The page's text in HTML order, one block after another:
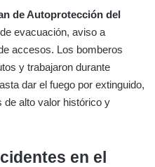
de Autoprotección del
evacuación, aviso a
accesos. Los bomberos
y trabajaron durante
dar el fuego por extinguido,
de alto valor histórico y
en el